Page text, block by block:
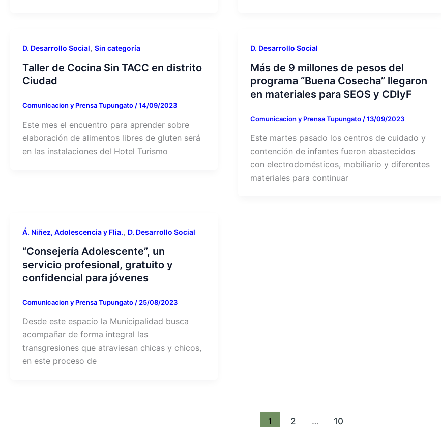
D. Desarrollo Social, Sin categoría
Taller de Cocina Sin TACC en distrito
Ciudad
Comunicacion y Prensa Tupungato/14/09/2023
Este mes el encuentro para aprender sobre
elaboración de alimentos libres de gluten será
en las instalaciones del Hotel Turismo
D. Desarrollo Social
Más de 9 millones de pesos del
programa “Buena Cosecha” llegaron
en materiales para SEOS y CDIyF
Comunicacion y Prensa Tupungato/13/09/2023
Este martes pasado los centros de cuidado y
contención de infantes fueron abastecidos
con electrodomésticos, mobiliario y diferentes
materiales para continuar
Á. Niñez, Adolescencia y Flia., D. Desarrollo Social
“Consejería Adolescente”, un
servicio profesional, gratuito y
confidencial para jóvenes
Comunicacion y Prensa Tupungato / 25/08/2023
Desde este espacio la Municipalidad busca
acompañar de forma integral las
transgresiones que atraviesan chicas y chicos,
en este proceso de
1 2 … 10